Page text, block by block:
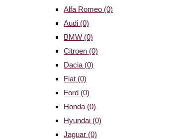
Alfa Romeo (0)
Audi (0)
BMW (0)
Citroen (0)
Dacia (0)
Fiat (0)
Ford (0)
Honda (0)
Hyundai (0)
Jaguar (0)